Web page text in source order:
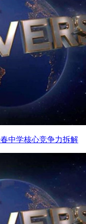
中学核心竞争力拆解